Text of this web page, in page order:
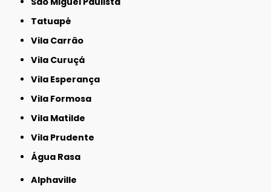
Tatuapé
Vila Carrão
Vila Curuçá
Vila Esperança
Vila Formosa
Vila Matilde
Vila Prudente
Água Rasa
Alphaville